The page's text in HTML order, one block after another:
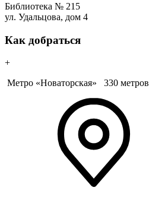
Библиотека № 215
ул. Удальцова, дом 4
Как добраться
+
Метро «Новаторская»
330 метров